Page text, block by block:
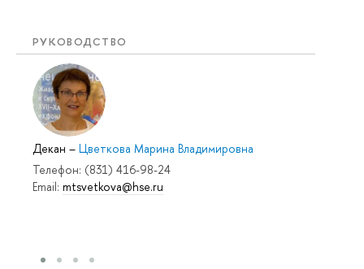
РУКОВОДСТВО
Декан – Цветкова Марина Владимировна
Телефон: (831) 416-98-24
Email: mtsvetkova@hse.ru